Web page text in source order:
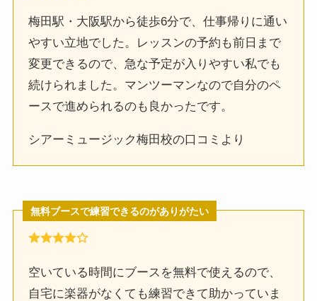
梅田駅・大阪駅から徒歩6分で、仕事帰りに通い
やすい立地でした。レッスンの予約も前日まで
変更できるので、急な予定が入りやすい私でも
続けられました。マンツーマンなので自分のペ
ースで進められるのも良かったです。
シアーミュージック梅田校の口コミより
無料ブースで練習できるのがありがたい
空いている時間にブースを無料で使えるので、
自宅に楽器がなくても練習できて助かっていま